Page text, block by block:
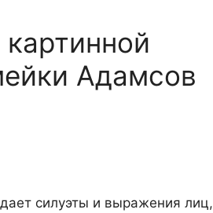
Адамсов
силуэты и выражения лиц,